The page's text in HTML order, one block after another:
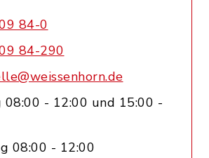
84-0
84-290
08:00 - 12:00 und 15:00 -
08:00 - 12:00